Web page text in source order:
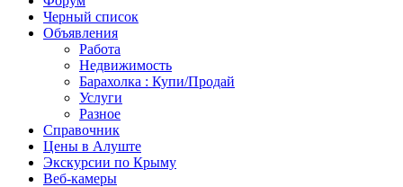
Черный список
Объявления
Работа
Недвижимость
Барахолка : Купи/Продай
Услуги
Разное
Справочник
Цены в Алуште
Экскурсии по Крыму
Веб-камеры